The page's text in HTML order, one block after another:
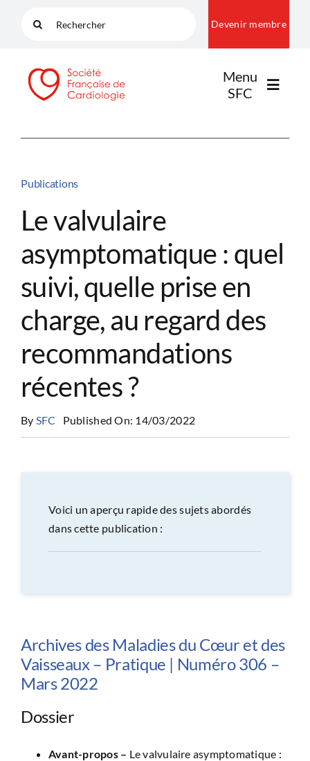
Rechercher: Devenir membre
Menu
SFC
PUBLICATIONS
CONGRÈS
RECHERCHE
PRIX ET BOURSES
Publications
Le valvulaire
asymptomatique : quel
suivi, quelle prise en
charge, au regard des
recommandations
récentes ?
By SFC Published On: 14/03/2022
Voici un aperçu rapide des sujets abordés
dans cette publication :
Archives des Maladies du Cœur et des
Vaisseaux – Pratique | Numéro 306 –
Mars 2022
Dossier
Avant-propos – Le valvulaire asymptomatique :